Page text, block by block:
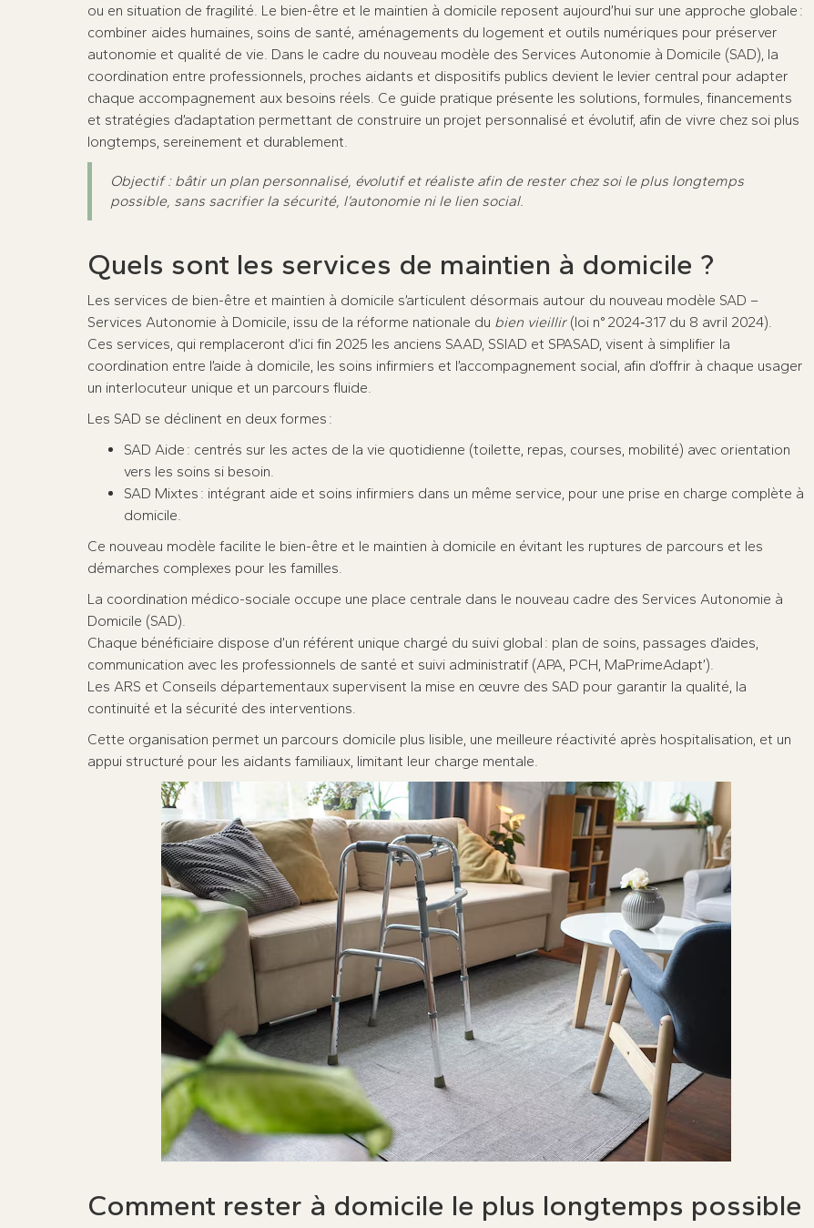
ou en situation de fragilité. Le bien-être et le maintien à domicile reposent aujourd’hui sur une approche globale :
combiner aides humaines, soins de santé, aménagements du logement et outils numériques pour préserver
autonomie et qualité de vie. Dans le cadre du nouveau modèle des Services Autonomie à Domicile (SAD), la
coordination entre professionnels, proches aidants et dispositifs publics devient le levier central pour adapter
chaque accompagnement aux besoins réels. Ce guide pratique présente les solutions, formules, financements
et stratégies d’adaptation permettant de construire un projet personnalisé et évolutif, afin de vivre chez soi plus
longtemps, sereinement et durablement.
Objectif : bâtir un plan personnalisé, évolutif et réaliste afin de rester chez soi le plus longtemps
possible, sans sacrifier la sécurité, l’autonomie ni le lien social.
Quels sont les services de maintien à domicile ?
Les services de bien-être et maintien à domicile s’articulent désormais autour du nouveau modèle SAD –
Services Autonomie à Domicile, issu de la réforme nationale du bien vieillir(loi n° 2024‑317 du 8 avril 2024).
Ces services, qui remplaceront d’ici fin 2025 les anciens SAAD, SSIAD et SPASAD, visent à simplifier la
coordination entre l’aide à domicile, les soins infirmiers et l’accompagnement social, afin d’offrir à chaque usager
un interlocuteur unique et un parcours fluide.​
Les SAD se déclinent en deux formes :
SAD Aide : centrés sur les actes de la vie quotidienne (toilette, repas, courses, mobilité) avec orientation
vers les soins si besoin.
SAD Mixtes : intégrant aide et soins infirmiers dans un même service, pour une prise en charge complète à
domicile.
Ce nouveau modèle facilite le bien-être et le maintien à domicile en évitant les ruptures de parcours et les
démarches complexes pour les familles.
La coordination médico-sociale occupe une place centrale dans le nouveau cadre des Services Autonomie à
Domicile (SAD).
Chaque bénéficiaire dispose d’un référent unique chargé du suivi global : plan de soins, passages d’aides,
communication avec les professionnels de santé et suivi administratif (APA, PCH, MaPrimeAdapt’).
Les ARS et Conseils départementaux supervisent la mise en œuvre des SAD pour garantir la qualité, la
continuité et la sécurité des interventions.​
Cette organisation permet un parcours domicile plus lisible, une meilleure réactivité après hospitalisation, et un
appui structuré pour les aidants familiaux, limitant leur charge mentale.
Comment rester à domicile le plus longtemps possible